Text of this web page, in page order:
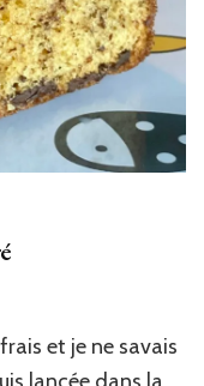
et je ne savais